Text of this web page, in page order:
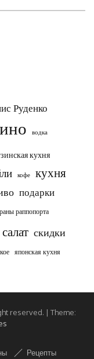
Руденко
водка
кухня
кофе кухня
подарки
раппопорта
салат скидки
японская кухня
reserved. | Theme:
Рецепты